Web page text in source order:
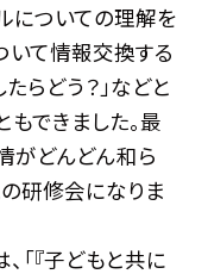
についての理解を
いて情報交換する
らどう？」などと
できました。最
がどんどん和ら
研修会になりま
「『子どもと共に